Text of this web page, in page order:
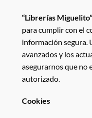
“Librerías Miguelito”
para cumplir con el
información segura.
avanzados y los
asegurarnos que no
autorizado.
Cookies